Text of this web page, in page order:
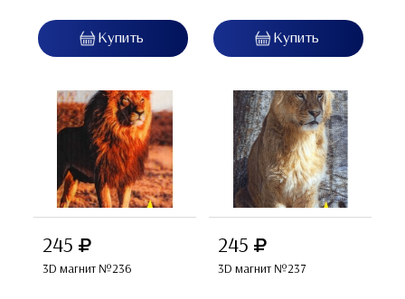
245
3D магнит №236
245
3D магнит №237